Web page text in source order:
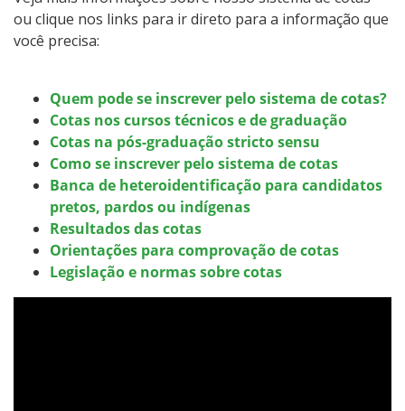
Processos Seletivos
Cotas
Inscrições e acompanhamento
Orientações para Matrícula
Transferências e Retornos
Vagas em Regime Especial
ou clique nos links para ir direto para a informação que
você precisa:
Quem pode se inscrever pelo sistema de cotas?
Cotas nos cursos técnicos e de graduação
Cotas na pós-graduação stricto sensu
Como se inscrever pelo sistema de cotas
Banca de heteroidentificação para candidatos
pretos, pardos ou indígenas
Resultados das cotas
Orientações para comprovação de cotas
Legislação e normas sobre cotas